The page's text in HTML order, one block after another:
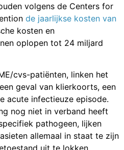
volgens de Centers for
de jaarlijkse kosten van
kosten en
oplopen tot 24 miljard
cvs-patiënten, linken het
geval van klierkoorts, een
acute infectieuze episode.
nog niet in verband heeft
pathogeen, lijken
allemaal in staat te zijn
uit te lokken.